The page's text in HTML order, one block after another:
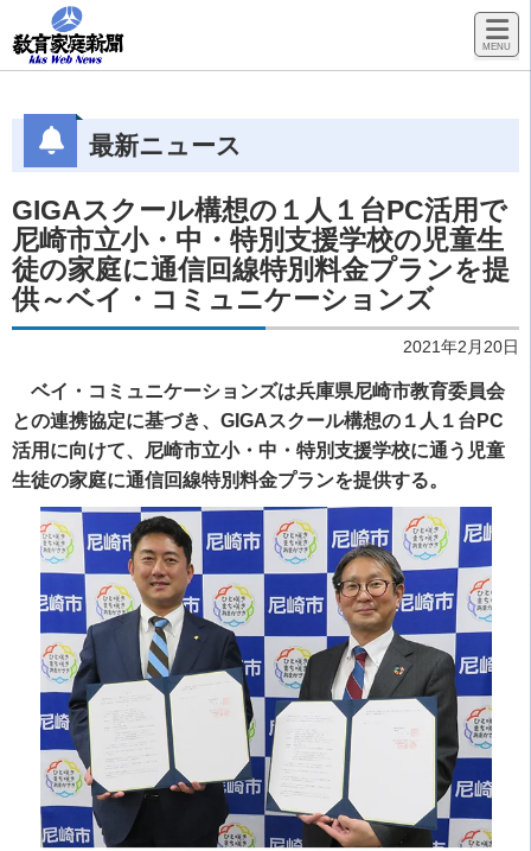
最新ニュース
GIGAスクール構想の１人１台PC活用で
尼崎市立小・中・特別支援学校の児童生
徒の家庭に通信回線特別料金プランを提
供～ベイ・コミュニケーションズ
2021年2月20日
ベイ・コミュニケーションズは兵庫県尼崎市教育委員会
との連携協定に基づき、GIGAスクール構想の１人１台PC
活用に向けて、尼崎市立小・中・特別支援学校に通う児童
生徒の家庭に通信回線特別料金プランを提供する。